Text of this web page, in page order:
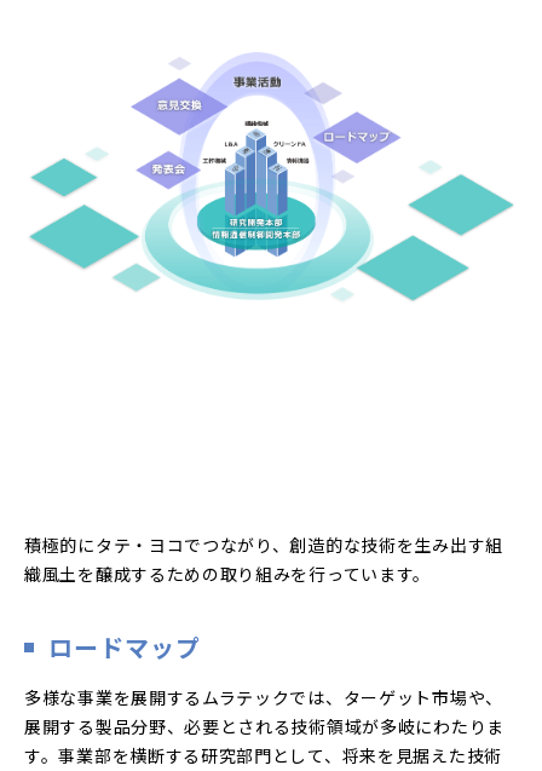
積極的にタテ・ヨコでつながり、創造的な技術を生み出す組
織風土を醸成するための取り組みを行っています。
ロードマップ
多様な事業を展開するムラテックでは、ターゲット市場や、
展開する製品分野、必要とされる技術領域が多岐にわたりま
す。事業部を横断する研究部門として、将来を見据えた技術